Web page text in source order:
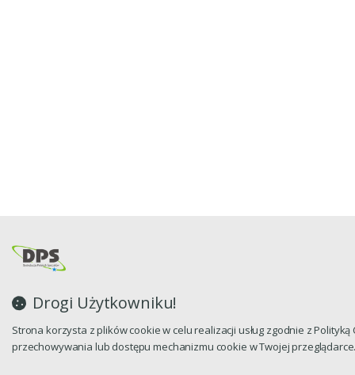
Drogi Użytkowniku!
Strona korzysta z plików cookie w celu realizacji usług zgodnie z
przechowywania lub dostępu mechanizmu cookie w Twojej